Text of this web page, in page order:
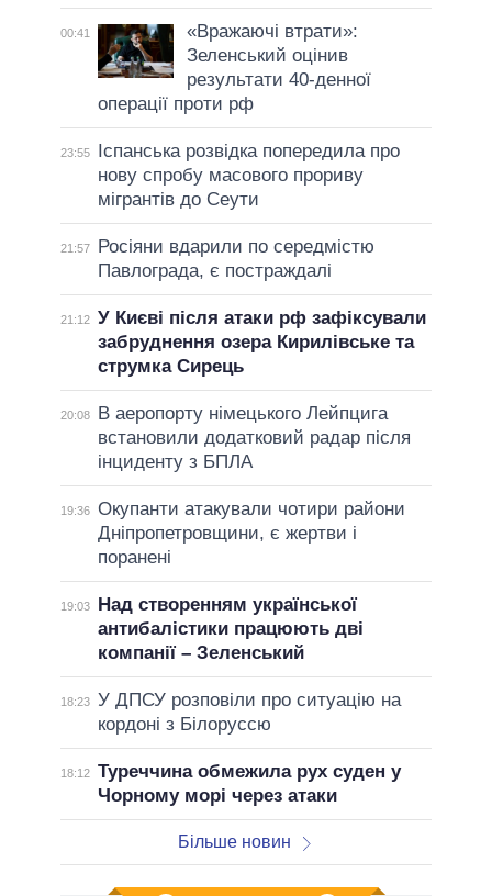
00:41
«Вражаючі втрати»:
Зеленський оцінив
результати 40-денної
операції проти рф
23:55
Іспанська розвідка попередила про
нову спробу масового прориву
мігрантів до Сеути
21:57
Росіяни вдарили по середмістю
Павлограда, є постраждалі
21:12 У Києві після атаки рф зафіксували
забруднення озера Кирилівське та
струмка Сирець
20:08
В аеропорту німецького Лейпцига
встановили додатковий радар після
інциденту з БПЛА
19:36 Окупанти атакували чотири райони
Дніпропетровщини, є жертви і
поранені
19:03
Над створенням української
антибалістики працюють дві
компанії – Зеленський
18:23 У ДПСУ розповіли про ситуацію на
кордоні з Білоруссю
18:12 Туреччина обмежила рух суден у
Чорному морі через атаки
Більше новин